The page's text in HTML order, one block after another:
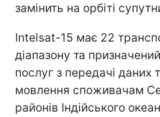
замінить на орбіті
Intelsat-15 має 22
діапазону та
послуг з передачі даних
мовлення споживачам
районів Індійського